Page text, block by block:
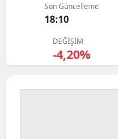
Son Güncelleme
18:10
DEĞİŞİM
-4,20%